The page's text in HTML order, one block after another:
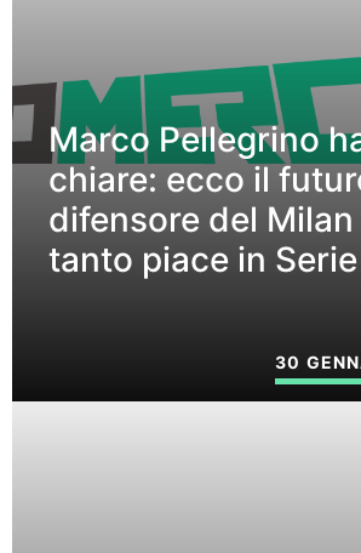
Marco Pellegrino
chiare: ecco il
difensore del
tanto piace in
30